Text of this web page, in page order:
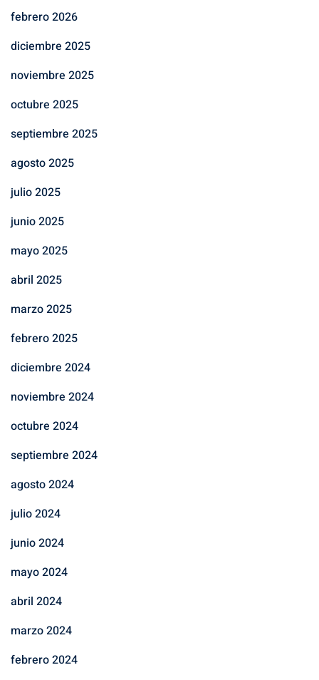
febrero 2026
diciembre 2025
noviembre 2025
octubre 2025
septiembre 2025
agosto 2025
julio 2025
junio 2025
mayo 2025
abril 2025
marzo 2025
febrero 2025
diciembre 2024
noviembre 2024
octubre 2024
septiembre 2024
agosto 2024
julio 2024
junio 2024
mayo 2024
abril 2024
marzo 2024
febrero 2024